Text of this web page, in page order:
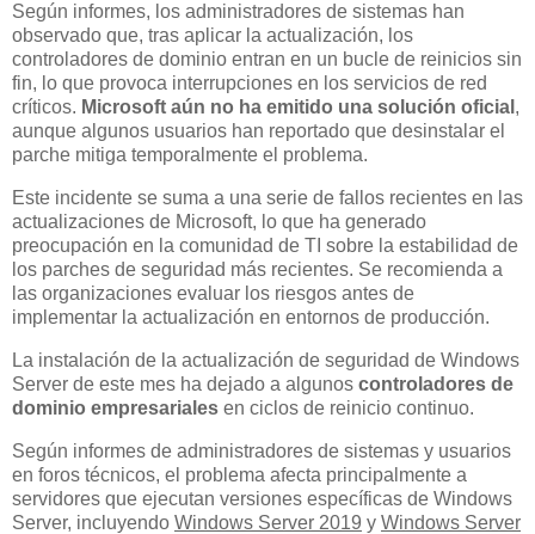
Según informes, los administradores de sistemas han
observado que, tras aplicar la actualización, los
controladores de dominio entran en un bucle de reinicios sin
fin, lo que provoca interrupciones en los servicios de red
críticos. Microsoft aún no ha emitido una solución oficial ,
aunque algunos usuarios han reportado que desinstalar el
parche mitiga temporalmente el problema.
Este incidente se suma a una serie de fallos recientes en las
actualizaciones de Microsoft, lo que ha generado
preocupación en la comunidad de TI sobre la estabilidad de
los parches de seguridad más recientes. Se recomienda a
las organizaciones evaluar los riesgos antes de
implementar la actualización en entornos de producción.
La instalación de la actualización de seguridad de Windows
Server de este mes ha dejado a algunos controladores de
dominio empresariales en ciclos de reinicio continuo.
Según informes de administradores de sistemas y usuarios
en foros técnicos, el problema afecta principalmente a
servidores que ejecutan versiones específicas de Windows
Server, incluyendo Windows Server 2019 y Windows Server